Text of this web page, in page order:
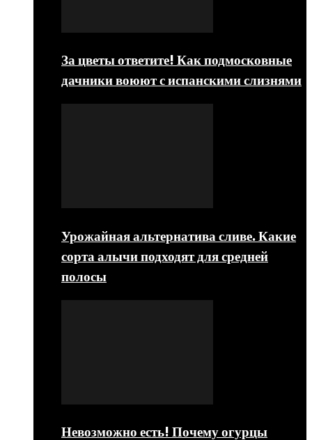
За цветы ответите! Как подмосковные
дачники воюют с испанскими слизнями
Урожайная альтернатива сливе. Какие
сорта алычи подходят для средней
полосы
Невозможно есть! Почему огурцы